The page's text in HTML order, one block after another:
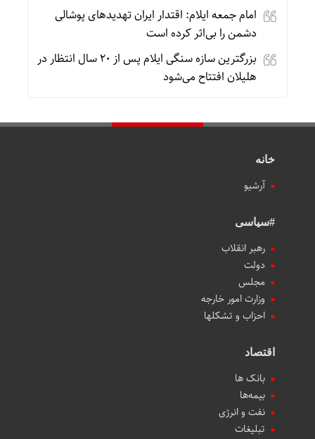
امام جمعه ایلام: اقتدار ایران تهدیدهای پوشالی
دشمن را بی‌اثر کرده است
بزرگترین سازه سنگی ایلام پس از ۲۰ سال انتظار در
هلیلان افتتاح می‌شود
خانه
آرشیو
#سیاسی
رهبر انقلاب
دولت
مجلس
وزارت امور خارجه
احزاب و تشکلها
اقتصاد
بانک ها
بیمه‌ها
نفت و انرژی
تبلیغات